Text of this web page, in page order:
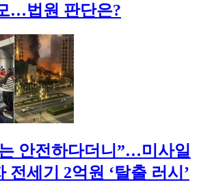
…법원 판단은?
안전하다더니”…미사일
전세기 2억원 ‘탈출 러시’